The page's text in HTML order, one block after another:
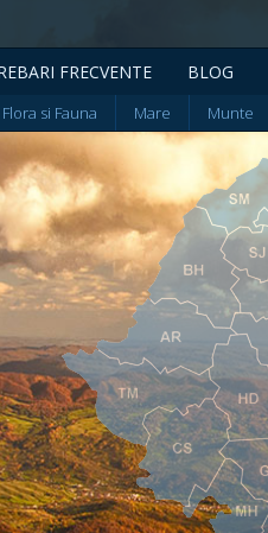
FRECVENTE BLOG
Flora si Fauna Mare Munte
Numar de stele: